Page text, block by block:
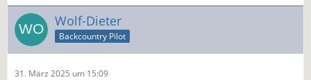
Wolf-Dieter
Backcountry Pilot
31. März 2025 um 15:09